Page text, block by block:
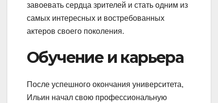
завоевать сердца зрителей и стать одним из
самых интересных и востребованных
актеров своего поколения.
Обучение и карьера
После успешного окончания университета,
Ильин начал свою профессиональную